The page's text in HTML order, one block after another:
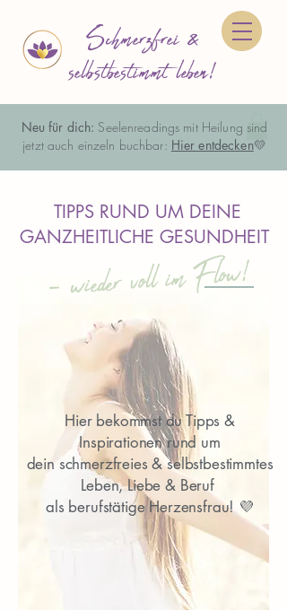
Schmerzfrei &
selbstbestimmt leben!
Neu für dich: Seelenreadings mit Heilung sind
jetzt auch einzeln buchbar: Hier entdecken💛
Hier bekommst du Tipps &
Inspirationen rund um
dein schmerzfreies & selbstbestimmtes
Leben, Liebe & Beruf
als berufstätige Herzensfrau! 💜
TIPPS RUND UM DEINE
GANZHEITLICHE GESUNDHEIT
- wieder voll im Flow!